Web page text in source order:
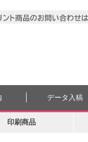
データ入稿
印刷商品